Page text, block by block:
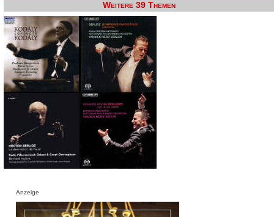
Weitere 39 Themen
Anzeige